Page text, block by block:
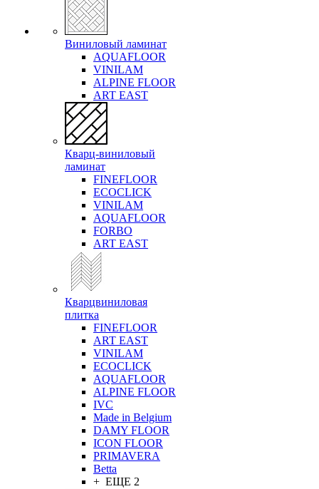
Виниловый ламинат
AQUAFLOOR
VINILAM
ALPINE FLOOR
ART EAST
Кварц-виниловый
ламинат
FINEFLOOR
ECOCLICK
VINILAM
AQUAFLOOR
FORBO
ART EAST
Кварцвиниловая
плитка
FINEFLOOR
ART EAST
VINILAM
ECOCLICK
AQUAFLOOR
ALPINE FLOOR
IVC
Made in Belgium
DAMY FLOOR
ICON FLOOR
PRIMAVERA
Betta
+ ЕЩЕ 2